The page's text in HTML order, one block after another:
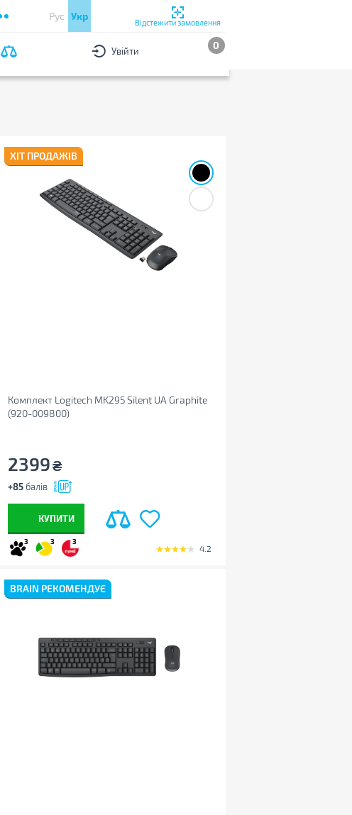
Рус Укр
Відстежити замовлення
Увійти 0
ФІЛЬТРИ За популярністю
ХІТ ПРОДАЖІВ
Комплект Logitech MK295 Silent UA Graphite
(920-009800)
2399₴
+85 балів
КУПИТИ
3 3 3
4.2
BRAIN РЕКОМЕНДУЄ